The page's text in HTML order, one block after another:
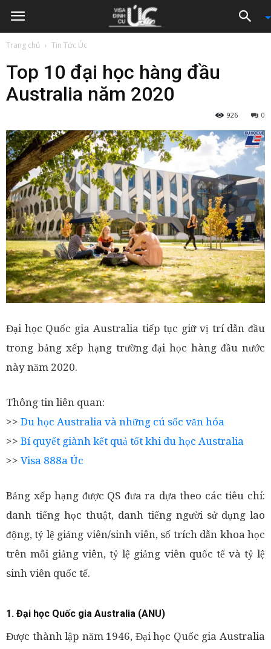
Trang chủ Tin Tức Úc
Top 10 đại học hàng đầu
Australia năm 2020
0
926
Đại học Quốc gia Australia tiếp tục giữ vị trí dẫn đầu
trong bảng xếp hạng trường đại học hàng đầu nước
này năm 2020.
Thông tin liên quan:
>> Du học Australia và những cú sốc văn hóa
>> Bí quyết giành kết quả tốt khi du học Australia
>> Visa 888a Úc
Bảng xếp hạng được QS đưa ra dựa theo các tiêu chí:
danh tiếng học thuật, danh tiếng người sử dụng lao
động, tỷ lệ giảng viên/sinh viên, số trích dẫn khoa học
trên mỗi giảng viên, tỷ lệ giảng viên quốc tế và tỷ lệ
sinh viên quốc tế.
1. Đại học Quốc gia Australia (ANU)
Được thành lập năm 1946, Đại học Quốc gia Australia